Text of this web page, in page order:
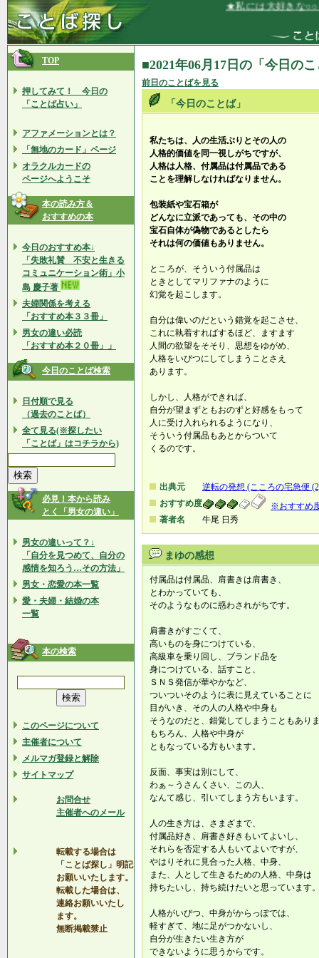
★私には大好きな○○を
TOP
押してみて！ 今日の
「ことば占い」
アファメーションとは？
「無地のカード」ページ
オラクルカードの
ページへようこそ
本の読み方＆
おすすめの本
今日のおすすめ本↓
「失敗礼賛 不安と生きる
コミュニケーション術」小
島 慶子著
夫婦関係を考える
「おすすめ本３３冊」
男女の違い必読
「おすすめ本２０冊」」
今日のことば検索
日付順で見る
（過去のことば）
全て見る(※探したい
「ことば」はコチラから)
必見！本から読み
とく「男女の違い」
男女の違いって？↓
「自分を見つめて、自分の
感情を知ろう…その方法」
男女・恋愛の本一覧
愛・夫婦・結婚の本
一覧
本の検索
このページについて
主催者について
メルマガ登録と解除
サイトマップ
お問合せ
主催者へのメール
転載する場合は
「ことば探し」明記
お願いいたします。
転載した場合は、
連絡お願いいたし
ます。
無断掲載禁止
■2021年06月17日の「今日の
前日のことばを見る
「今日のことば」
私たちは、人の生活ぶりとその人の
人格的価値を同一視しがちですが、
人格は人格、付属品は付属品である
ことを理解しなければなりません。
包装紙や宝石箱が
どんなに立派であっても、その中の
宝石自体が偽物であるとしたら
それは何の価値もありません。
ところが、そういう付属品は
ときとしてマリファナのように
幻覚を起こします。
自分は偉いのだという錯覚を起こさせ、
これに執着すればするほど、ますます
人間の欲望をそそり、思想をゆがめ、
人格をいびつにしてしまうことさえ
あります。
しかし、人格ができれば、
自分が望まずともおのずと好感をもって
人に受け入れられるようになり、
そういう付属品もあとからついて
くるのです。
出典元
逆転の発想 (こころの宅急便
おすすめ度
※おすすめ
著者名
牛尾 日秀
まゆの感想
付属品は付属品、肩書きは肩書き、
とわかっていても、
そのようなものに惑わされがちです。
肩書きがすごくて、
高いものを身につけている、
高級車を乗り回し、ブランド品を
身につけている、話すこと、
ＳＮＳ発信が華やかなど、
ついついそのように表に見えていることに
目がいき、その人の人格や中身も
そうなのだと、錯覚してしまうこともあり
もちろん、人格や中身が
ともなっている方もいます。
反面、事実は別にして、
わぁ～うさんくさい、この人、
なんて感じ、引いてしまう方もいます。
人の生き方は、さまざまで、
付属品好き、肩書き好きもいてよいし、
それらを否定する人もいてよいですが、
やはりそれに見合った人格、中身、
また、人として生きるための人格、中身は
持ちたいし、持ち続けたいと思っています
人格がいびつ、中身がからっぽでは、
軽すぎて、地に足がつかないし、
自分が生きたい生き方が
できないように思うからです。